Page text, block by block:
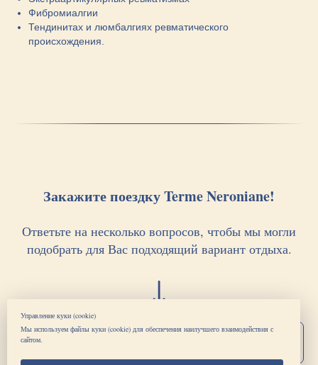
Фибромиалгии
Тендинитах и люмбалгиях ревматического
происхождения.
Закажите поездку Terme Neroniane!
Ответьте на несколько вопросов, чтобы мы могли
подобрать для Вас подходящий вариант отдыха.
Управление куки (cookie)
Мы используем файлы куки (cookie) для обеспечения наилучшего взаимодействия с
сайтом.